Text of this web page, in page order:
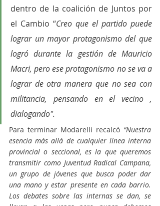
dentro de la coalición de Juntos por
el Cambio “Creo que el partido puede
lograr un mayor protagonismo del que
logró durante la gestión de Mauricio
Macri, pero ese protagonismo no se va a
lograr de otra manera que no sea con
militancia, pensando en el vecino ,
dialogando".
Para terminar Modarelli recalcó “Nuestra
esencia más allá de cualquier línea interna
provincial o seccional, es la que queremos
transmitir como Juventud Radical Campana,
un grupo de jóvenes que busca poder dar
una mano y estar presente en cada barrio.
Los debates sobre las internas se dan, se